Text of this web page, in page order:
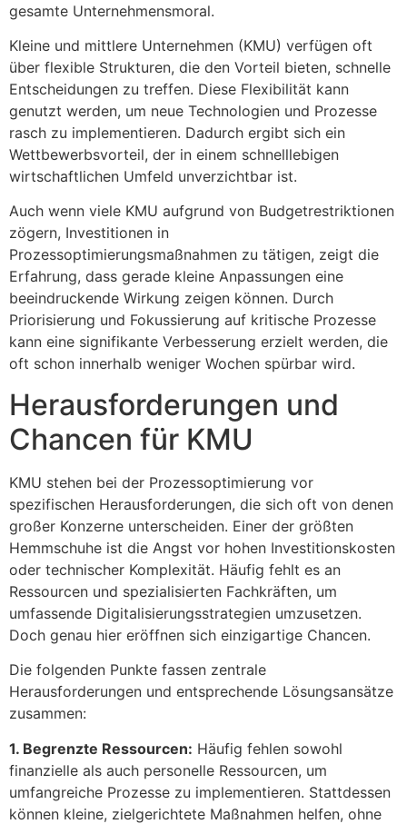
gesamte Unternehmensmoral.
Kleine und mittlere Unternehmen (KMU) verfügen oft
über flexible Strukturen, die den Vorteil bieten, schnelle
Entscheidungen zu treffen. Diese Flexibilität kann
genutzt werden, um neue Technologien und Prozesse
rasch zu implementieren. Dadurch ergibt sich ein
Wettbewerbsvorteil, der in einem schnelllebigen
wirtschaftlichen Umfeld unverzichtbar ist.
Auch wenn viele KMU aufgrund von Budgetrestriktionen
zögern, Investitionen in
Prozessoptimierungsmaßnahmen zu tätigen, zeigt die
Erfahrung, dass gerade kleine Anpassungen eine
beeindruckende Wirkung zeigen können. Durch
Priorisierung und Fokussierung auf kritische Prozesse
kann eine signifikante Verbesserung erzielt werden, die
oft schon innerhalb weniger Wochen spürbar wird.
Herausforderungen und
Chancen für KMU
KMU stehen bei der Prozessoptimierung vor
spezifischen Herausforderungen, die sich oft von denen
großer Konzerne unterscheiden. Einer der größten
Hemmschuhe ist die Angst vor hohen Investitionskosten
oder technischer Komplexität. Häufig fehlt es an
Ressourcen und spezialisierten Fachkräften, um
umfassende Digitalisierungsstrategien umzusetzen.
Doch genau hier eröffnen sich einzigartige Chancen.
Die folgenden Punkte fassen zentrale
Herausforderungen und entsprechende Lösungsansätze
zusammen:
1. Begrenzte Ressourcen: Häufig fehlen sowohl
finanzielle als auch personelle Ressourcen, um
umfangreiche Prozesse zu implementieren. Stattdessen
können kleine, zielgerichtete Maßnahmen helfen, ohne